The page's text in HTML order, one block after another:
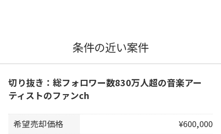
条件の近い案件
切り抜き：総フォロワー数830万人超の音楽アー
ティストのファンch
希望売却価格
¥600,000